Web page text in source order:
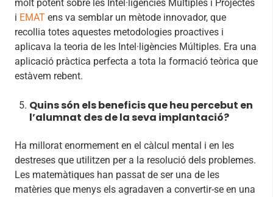
molt potent sobre les Intel·ligències Múltiples i Projectes
i EMAT ens va semblar un mètode innovador, que
recollia totes aquestes metodologies proactives i
aplicava la teoria de les Intel·ligències Múltiples. Era una
aplicació pràctica perfecta a tota la formació teòrica que
estàvem rebent.
Quins són els beneficis que heu percebut en
l’alumnat des de la seva implantació?
Ha millorat enormement en el càlcul mental i en les
destreses que utilitzen per a la resolució dels problemes.
Les matemàtiques han passat de ser una de les
matèries que menys els agradaven a convertir-se en una